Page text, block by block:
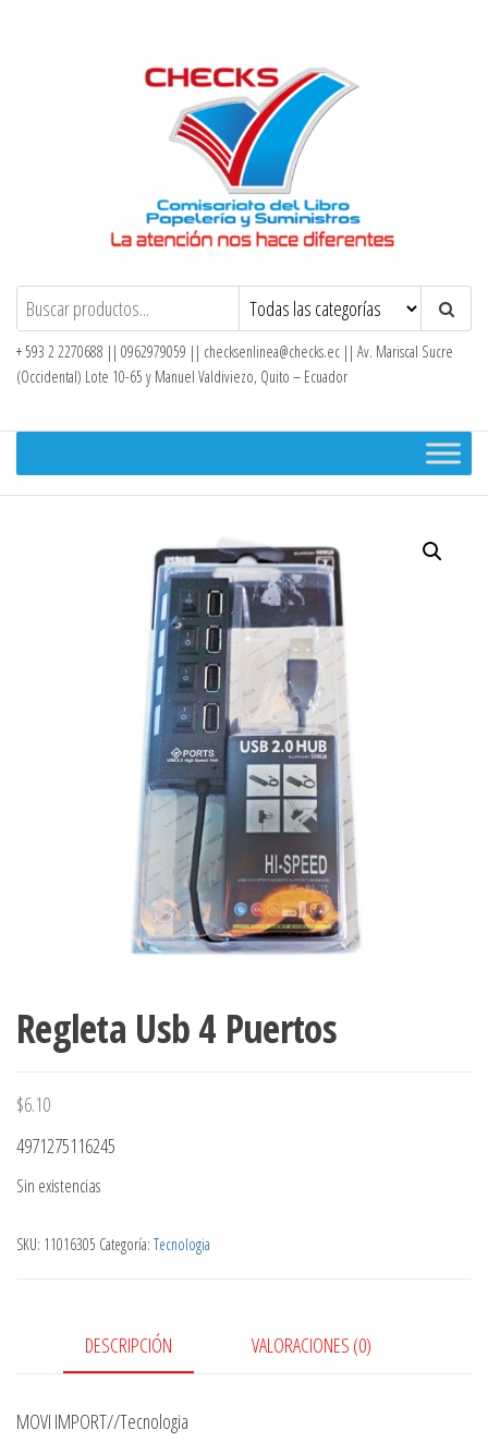
Checks – Tienda en Línea
+ 593 2 2270688 || 0962979059 || checksenlinea@checks.ec || Av. Mariscal Sucre
(Occidental) Lote 10-65 y Manuel Valdiviezo, Quito – Ecuador
Regleta Usb 4 Puertos
$6.10
4971275116245
Sin existencias
SKU: 11016305 Categoría: Tecnologia
DESCRIPCIÓN VALORACIONES (0)
MOVI IMPORT//Tecnologia